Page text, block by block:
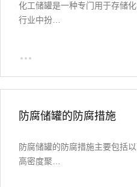
化工储罐是一种专门用于存储
行业中扮…
防腐储罐的防腐措施
防腐储罐的防腐措施主要包括
高密度聚…